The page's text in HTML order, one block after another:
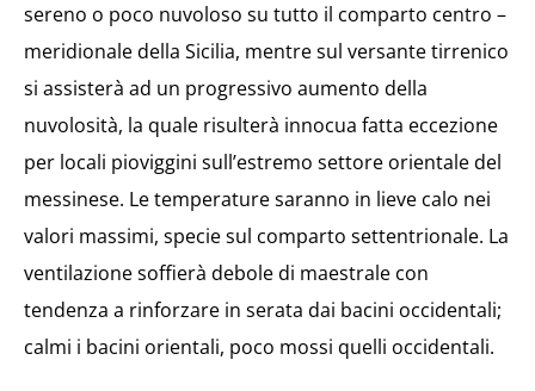
sereno o poco nuvoloso su tutto il comparto centro –
meridionale della Sicilia, mentre sul versante tirrenico
si assisterà ad un progressivo aumento della
nuvolosità, la quale risulterà innocua fatta eccezione
per locali pioviggini sull’estremo settore orientale del
messinese. Le temperature saranno in lieve calo nei
valori massimi, specie sul comparto settentrionale. La
ventilazione soffierà debole di maestrale con
tendenza a rinforzare in serata dai bacini occidentali;
calmi i bacini orientali, poco mossi quelli occidentali.